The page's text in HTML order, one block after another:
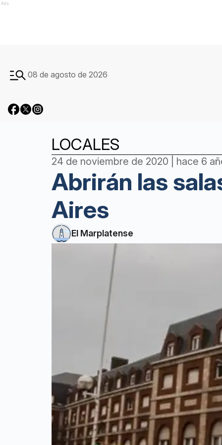
Ads
08 de agosto de 2026
LOCALES
24 de noviembre de 2020 | hace 6
Abrirán las
Aires
El Marplatense